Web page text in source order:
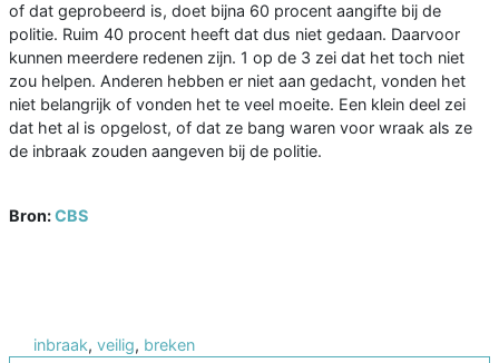
of dat geprobeerd is, doet bijna 60 procent aangifte bij de
politie. Ruim 40 procent heeft dat dus niet gedaan. Daarvoor
kunnen meerdere redenen zijn. 1 op de 3 zei dat het toch niet
zou helpen. Anderen hebben er niet aan gedacht, vonden het
niet belangrijk of vonden het te veel moeite. Een klein deel zei
dat het al is opgelost, of dat ze bang waren voor wraak als ze
de inbraak zouden aangeven bij de politie.
Bron:CBS
inbraak, veilig, breken